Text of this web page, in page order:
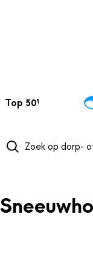
Top 50Webcams